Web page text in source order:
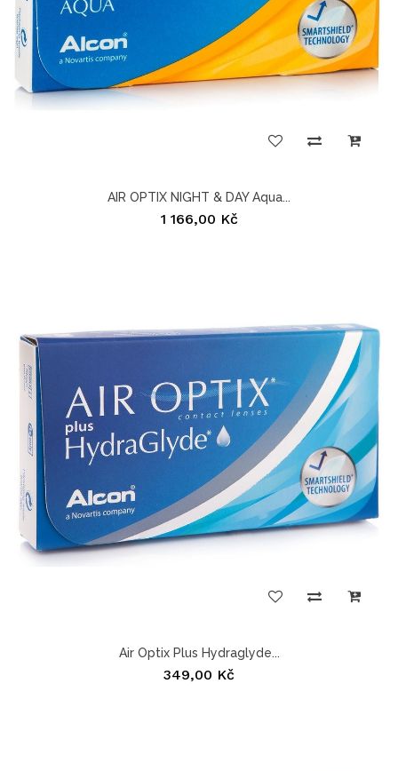
AIR OPTIX NIGHT & DAY Aqua...
1 166,00 Kč
Air Optix Plus Hydraglyde...
349,00 Kč